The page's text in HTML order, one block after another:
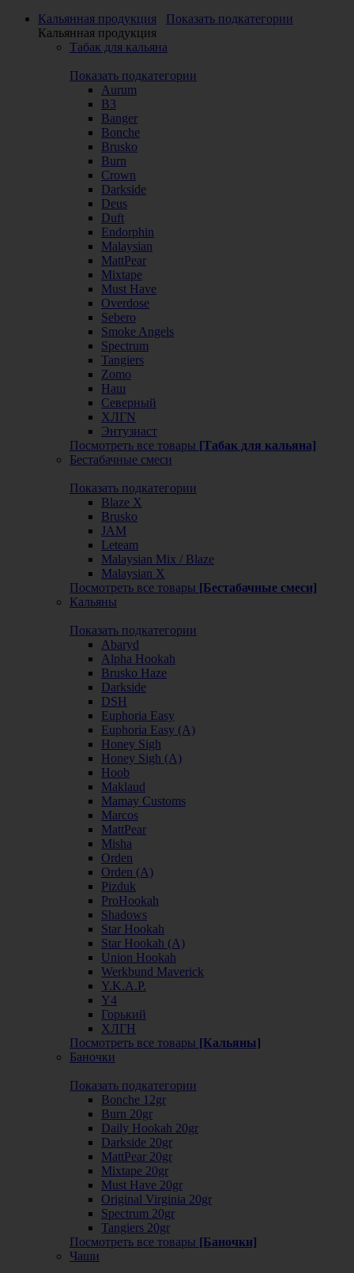
Кальянная продукция
Показать подкатегории
Кальянная продукция
Табак для кальяна
Показать подкатегории
Aurum
B3
Banger
Bonche
Brusko
Burn
Crown
Darkside
Deus
Duft
Endorphin
Malaysian
MattPear
Mixtape
Must Have
Overdose
Sebero
Smoke Angels
Spectrum
Tangiers
Zomo
Наш
Северный
ХЛГN
Энтузиаст
Посмотреть все товары [Табак для кальяна]
Бестабачные смеси
Показать подкатегории
Blaze X
Brusko
JAM
Leteam
Malaysian Mix / Blaze
Malaysian X
Посмотреть все товары [Бестабачные смеси]
Кальяны
Показать подкатегории
Abaryd
Alpha Hookah
Brusko Haze
Darkside
DSH
Euphoria Easy
Euphoria Easy (А)
Honey Sigh
Honey Sigh (А)
Hoob
Maklaud
Mamay Customs
Marcos
MattPear
Misha
Orden
Orden (А)
Pizduk
ProHookah
Shadows
Star Hookah
Star Hookah (А)
Union Hookah
Werkbund Maverick
Y.K.A.P.
Y4
Горький
ХЛГН
Посмотреть все товары [Кальяны]
Баночки
Показать подкатегории
Bonche 12gr
Burn 20gr
Daily Hookah 20gr
Darkside 20gr
MattPear 20gr
Mixtape 20gr
Must Have 20gr
Original Virginia 20gr
Spectrum 20gr
Tangiers 20gr
Посмотреть все товары [Баночки]
Чаши